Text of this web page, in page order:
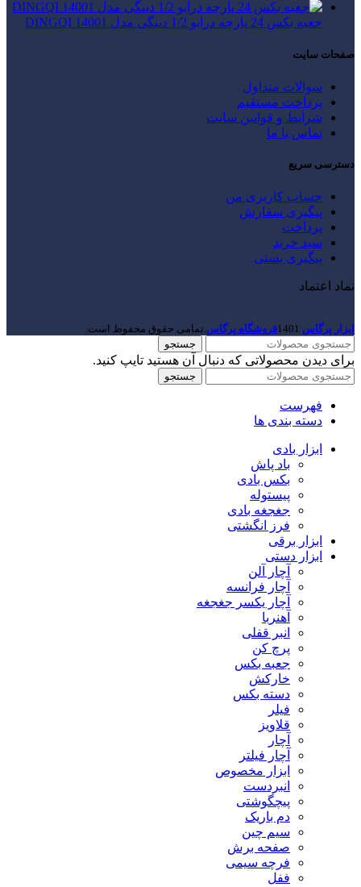
جعبه بکس 24 پارچه درایو 1/2 دینگی مدل 14001 DINGQI
صفحات سایت
سوالات متداول
پرداخت مستقیم
شرایط و قوانین سایت
تماس با ما
دسترسی سریع
حساب کاربری من
پیگیری سفارش
پرداخت
سبد خرید
پیگیری پستی
نماد اعتماد
ابزار پرگاس 1401فروشگاه پرگاس.تمامی حقوق محفوظ است.
جستجو
برای دیدن محصولاتی که دنبال آن هستید تایپ کنید.
جستجو
فهرست
دسته بندی ها
ابزار بادی
باد پاش
بکس بادی
پیستوله
جغجغه بادی
فرز انگشتی
ابزار برقی
ابزار دستی
آچار آلن
آچار فرانسه
آچار یکسر جغجغه
آهنربا
انبر قفلی
پرچ کن
جعبه بکس
خارکش
دسته بکس
فیلر
قلاویز
آچار
آچار فیلتر
ابزار مخصوص
انبردست
پیچگوشتی
دم باریک
سیم چین
صفحه برش
فرچه سیمی
ففل